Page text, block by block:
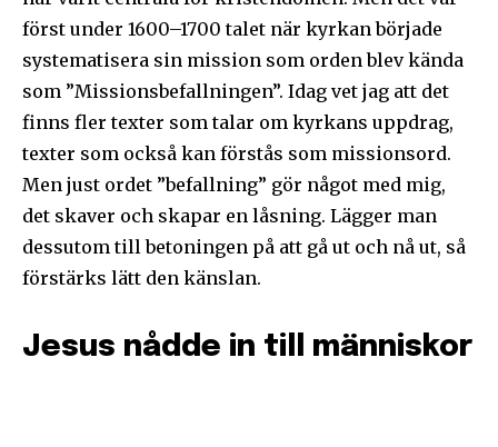
först under 1600–1700 talet när kyrkan började
systematisera sin mission som orden blev kända
som ”Missionsbefallningen”. Idag vet jag att det
finns fler texter som talar om kyrkans uppdrag,
texter som också kan förstås som missionsord.
Men just ordet ”befallning” gör något med mig,
det skaver och skapar en låsning. Lägger man
dessutom till betoningen på att gå ut och nå ut, så
förstärks lätt den känslan.
Jesus nådde in till människor